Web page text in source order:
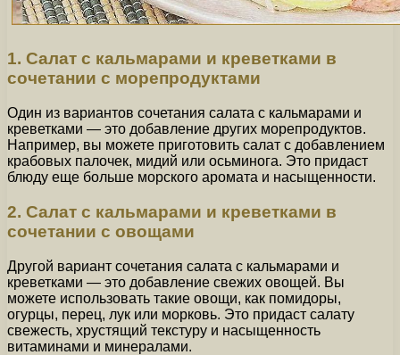
1. Салат с кальмарами и креветками в
сочетании с морепродуктами
Один из вариантов сочетания салата с кальмарами и
креветками — это добавление других морепродуктов.
Например, вы можете приготовить салат с добавлением
крабовых палочек, мидий или осьминога. Это придаст
блюду еще больше морского аромата и насыщенности.
2. Салат с кальмарами и креветками в
сочетании с овощами
Другой вариант сочетания салата с кальмарами и
креветками — это добавление свежих овощей. Вы
можете использовать такие овощи, как помидоры,
огурцы, перец, лук или морковь. Это придаст салату
свежесть, хрустящий текстуру и насыщенность
витаминами и минералами.